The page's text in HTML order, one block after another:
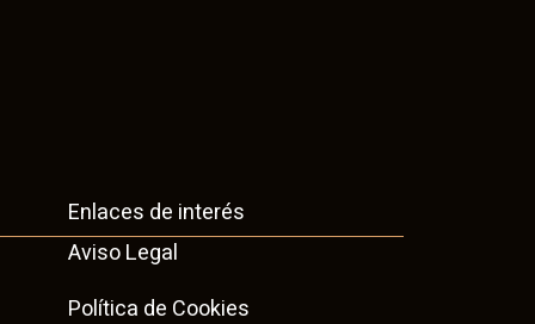
Enlaces de interés
Aviso Legal
Política de Cookies